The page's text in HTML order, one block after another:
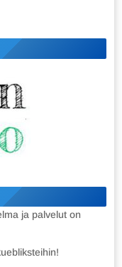
ja palvelut on